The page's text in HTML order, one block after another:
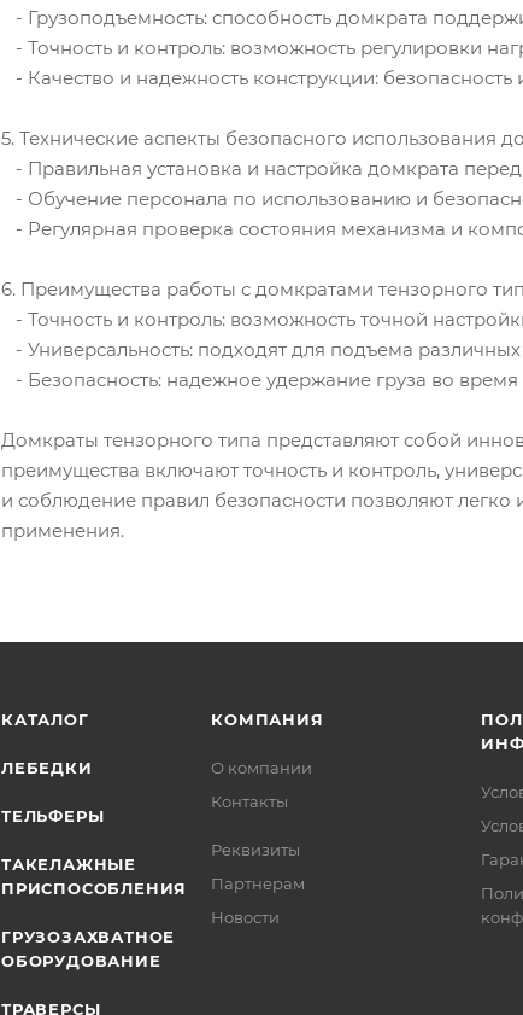
- Грузоподъемность: способность домкрата
- Точность и контроль: возможность регулировки
- Качество и надежность конструкции: безопасность
5. Технические аспекты безопасного использования
- Правильная установка и настройка домкрата
- Обучение персонала по использованию и
- Регулярная проверка состояния механизма и
6. Преимущества работы с домкратами тензорного
- Точность и контроль: возможность точной
- Универсальность: подходят для подъема
- Безопасность: надежное удержание груза во
Домкраты тензорного типа представляют собой
преимущества включают точность и контроль,
и соблюдение правил безопасности позволяют
применения.
КАТАЛОГ
ЛЕБЕДКИ
ТЕЛЬФЕРЫ
ТАКЕЛАЖНЫЕ
ПРИСПОСОБЛЕНИЯ
ГРУЗОЗАХВАТНОЕ
ОБОРУДОВАНИЕ
ТРАВЕРСЫ
КОМПАНИЯ
О компании
Контакты
Реквизиты
Партнерам
Новости